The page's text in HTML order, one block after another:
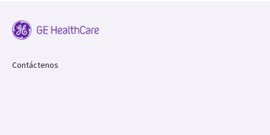
Contáctenos